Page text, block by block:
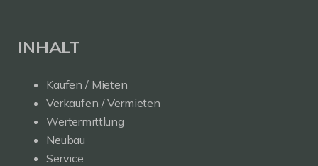
INHALT
Kaufen / Mieten
Verkaufen / Vermieten
Wertermittlung
Neubau
Service